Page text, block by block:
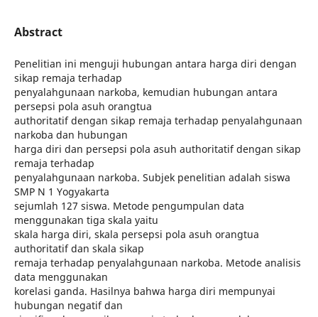
Abstract
Penelitian ini menguji hubungan antara harga diri dengan
sikap remaja terhadap
penyalahgunaan narkoba, kemudian hubungan antara
persepsi pola asuh orangtua
authoritatif dengan sikap remaja terhadap penyalahgunaan
narkoba dan hubungan
harga diri dan persepsi pola asuh authoritatif dengan sikap
remaja terhadap
penyalahgunaan narkoba. Subjek penelitian adalah siswa
SMP N 1 Yogyakarta
sejumlah 127 siswa. Metode pengumpulan data
menggunakan tiga skala yaitu
skala harga diri, skala persepsi pola asuh orangtua
authoritatif dan skala sikap
remaja terhadap penyalahgunaan narkoba. Metode analisis
data menggunakan
korelasi ganda. Hasilnya bahwa harga diri mempunyai
hubungan negatif dan